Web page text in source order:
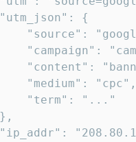
{
"source":
"campaign":
"content":
"medium": "cpc",
"term": "..."